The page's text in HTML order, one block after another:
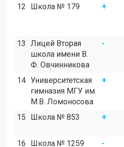
12
Школа № 179 +
13
Лицей Вторая
школа имени В.
Ф. Овчинникова
-
14 Университетская
гимназия МГУ им.
М.В. Ломоносова
+
15
Школа № 853 +
16
Школа № 1259 -